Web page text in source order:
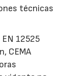
técnicas
12525
CEMA